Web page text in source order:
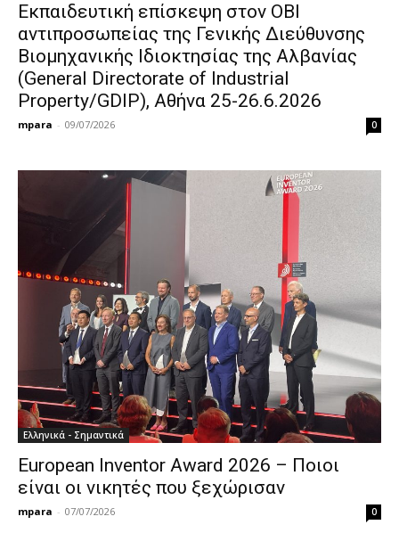
Εκπαιδευτική επίσκεψη στον ΟΒΙ
αντιπροσωπείας της Γενικής Διεύθυνσης
Βιομηχανικής Ιδιοκτησίας της Αλβανίας
(General Directorate of Industrial
Property/GDIP), Αθήνα 25-26.6.2026
mpara - 09/07/2026 0
Ελληνικά - Σημαντικά
European Inventor Award 2026 – Ποιοι
είναι οι νικητές που ξεχώρισαν
mpara - 07/07/2026 0